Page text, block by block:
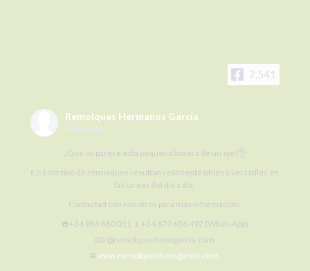
7,541
Remolques Hermanos García
4 days ago
¿Qué os parece esta pequeña bañera de un eje?👌
👉 Este tipo de remolques resultan realmente útiles y versátiles en
las tareas del día a día.
Contactad con nosotros para más información:
☎️+34 983 880 011 📱+34 679 656 492 (WhatsApp)
📧r@remolqueshnosgarcia.com
🌐www.remolqueshnosgarcia.com